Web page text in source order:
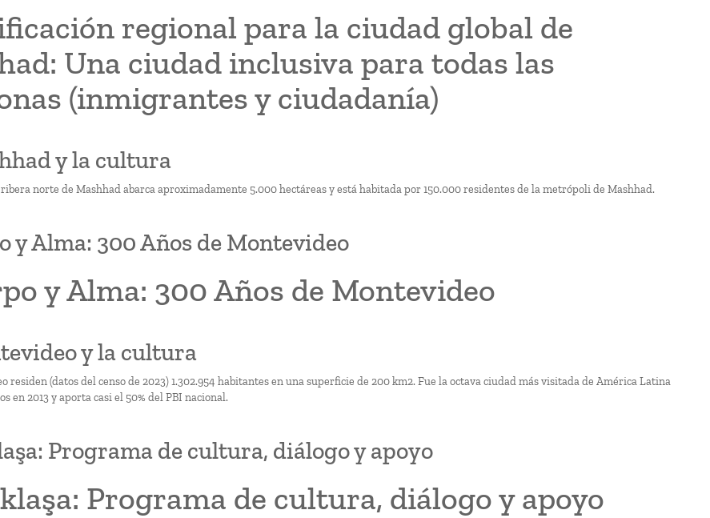
regional para la ciudad global de
Una ciudad inclusiva para todas las
(inmigrantes y ciudadanía)
y la cultura
norte de Mashhad abarca aproximadamente 5.000 hectáreas y está habitada por 150.000 residentes de la metrópoli de Mashhad.
y Alma: 300 Años de Montevideo
y Alma: 300 Años de Montevideo
y la cultura
residen (datos del censo de 2023) 1.302.954 habitantes en una superficie de 200 km2. Fue la octava ciudad más visitada de América Latina
en 2013 y aporta casi el 50% del PBI nacional.
Programa de cultura, diálogo y apoyo
Programa de cultura, diálogo y apoyo